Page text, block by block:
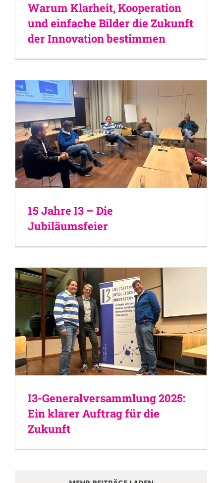
Warum Klarheit, Kooperation
und einfache Bilder die Zukunft
der Innovation bestimmen
15 Jahre I3 – Die
Jubiläumsfeier
I3-Generalversammlung 2025:
Ein klarer Auftrag für die
Zukunft